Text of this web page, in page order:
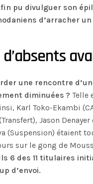
pu divulguer son
d’arracher
une rencontre
diminuées ? Telle
Karl Toko-Ekambi
Jason
(Suspension) étaient
sur le gong de
6 des 11 titulaires
d’envoi.